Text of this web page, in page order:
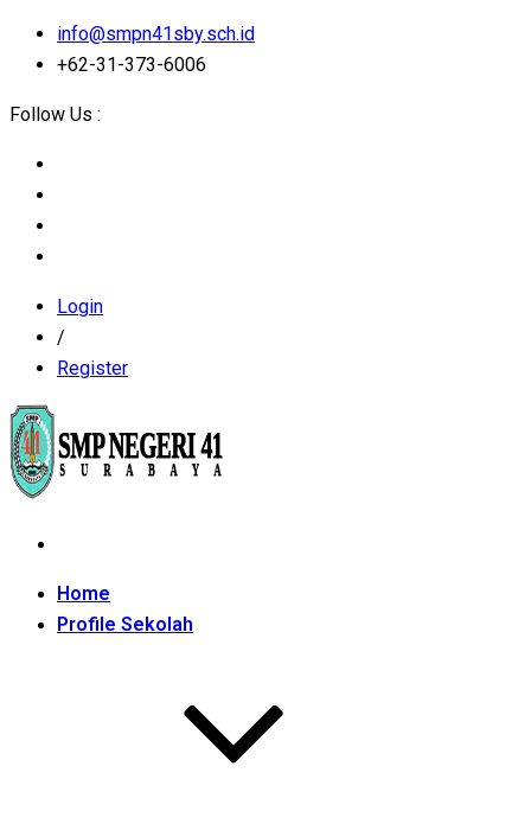
info@smpn41sby.sch.id
+62-31-373-6006
Follow Us :
Login
/
Register
Home
Profile Sekolah